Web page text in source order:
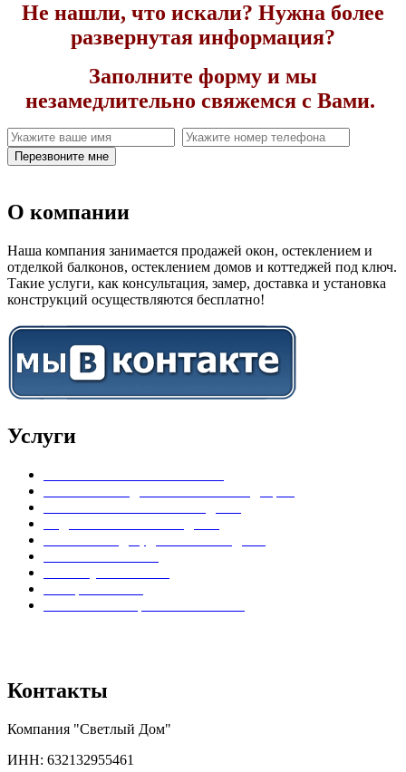
Не нашли, что искали? Нужна более
развернутая информация?
Заполните форму и мы
незамедлительно свяжемся с Вами.
Перезвоните мне
О компании
Наша компания занимается продажей окон, остеклением и
отделкой балконов, остеклением домов и коттеджей под ключ.
Такие услуги, как консультация, замер, доставка и установка
конструкций осуществляются бесплатно!
Услуги
Контакты
Компания "Светлый Дом"
ИНН: 632132955461